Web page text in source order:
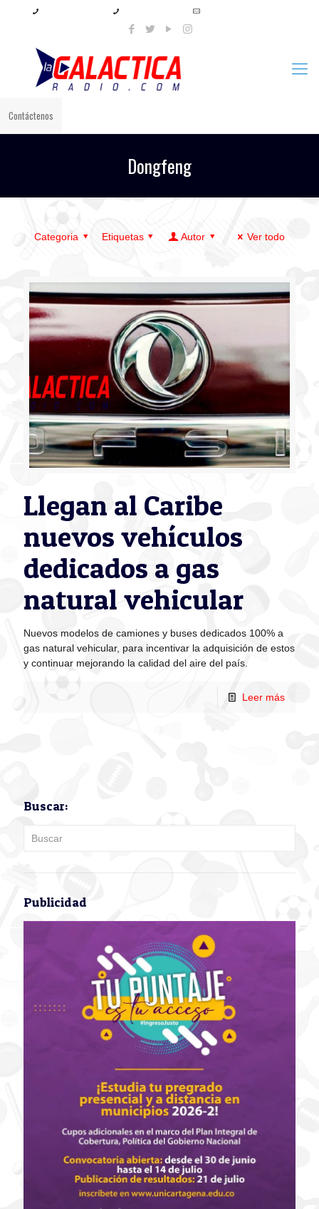
Contáctenos
Dongfeng
Categoria Etiquetas Autor Ver todo
Llegan al Caribe
nuevos vehículos
dedicados a gas
natural vehicular
Nuevos modelos de camiones y buses dedicados 100% a
gas natural vehicular, para incentivar la adquisición de estos
y continuar mejorando la calidad del aire del país.
Leer más
Buscar:
Publicidad